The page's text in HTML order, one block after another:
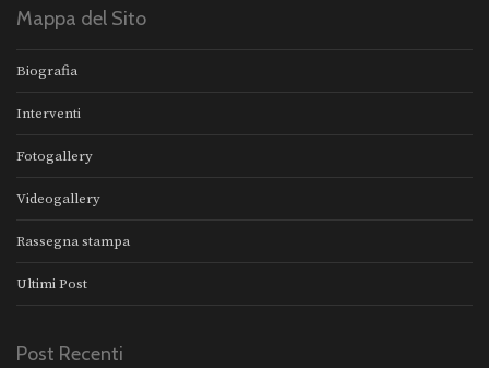
Mappa del Sito
Biografia
Interventi
Fotogallery
Videogallery
Rassegna stampa
Ultimi Post
Post Recenti